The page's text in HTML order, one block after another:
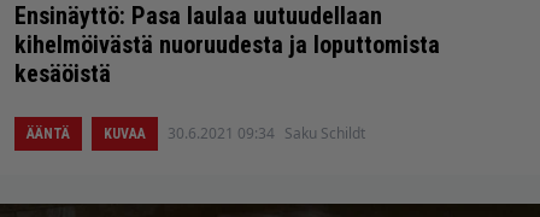
Ensinäyttö: Pasa laulaa uutuudellaan
kihelmöivästä nuoruudesta ja loputtomista
kesäöistä
ÄÄNTÄ KUVAA 30.6.2021 09:34 Saku Schildt